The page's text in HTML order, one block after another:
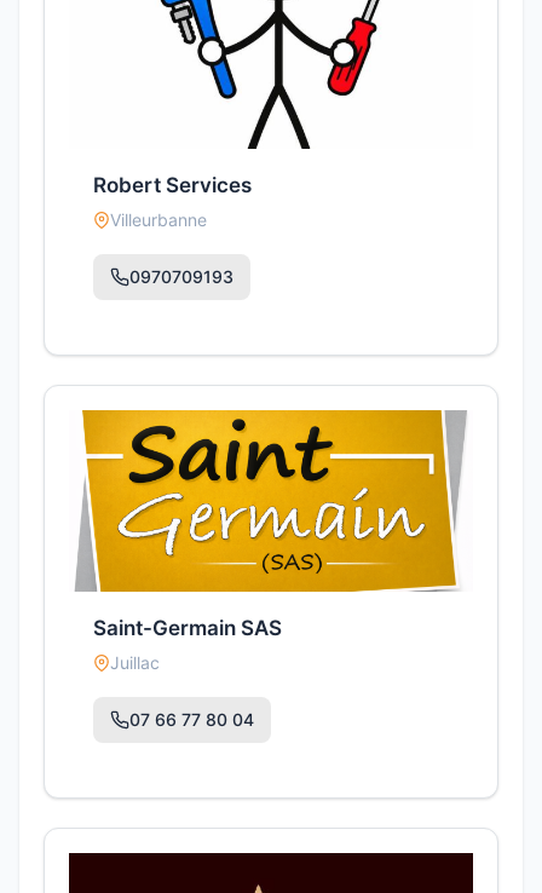
Robert Services
Villeurbanne
0970709193
Saint-Germain SAS
Juillac
07 66 77 80 04